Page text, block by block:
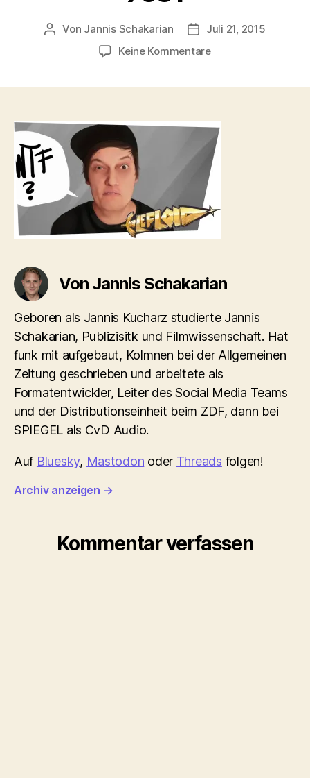
Beitragsautor
Von Jannis Schakarian
Juli 21, 2015
Keine Kommentarezu
Von Jannis Schakarian
Geboren als Jannis Kucharz studierte Jannis
Schakarian, Publizisitk und Filmwissenschaft. Hat
funk mit aufgebaut, Kolmnen bei der Allgemeinen
Zeitung geschrieben und arbeitete als
Formatentwickler, Leiter des Social Media Teams
und der Distributionseinheit beim ZDF, dann bei
SPIEGEL als CvD Audio.
Auf Bluesky, Mastodon oder Threads folgen!
Archiv anzeigen →
Kommentar verfassen